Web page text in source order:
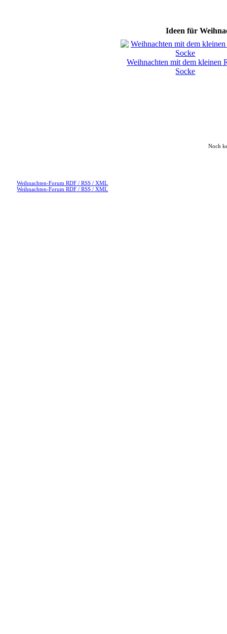
Ideen für
Weihnachten mit dem kleinen
Socke
Noch
Weihnachten-Forum RDF / RSS / XML
Weihnachten-Forum RDF / RSS / XML